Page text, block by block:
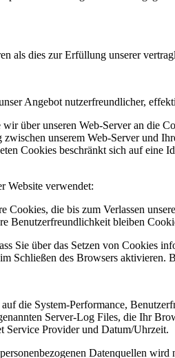
als dies zur Erfüllung unserer
Angebot nutzerfreundlicher,
über unseren Web-Server an die
unserem Web-Server und
Cookies beschränkt sich auf eine
Website verwendet:
Cookies, die bis zum Verlassen
Benutzerfreundlichkeit bleiben
Sie über das Setzen von Cookies
Schließen des Browsers
die System-Performance,
Server-Log Files, die Ihr
Service Provider und Datum/Uhrzeit.
Datenquellen